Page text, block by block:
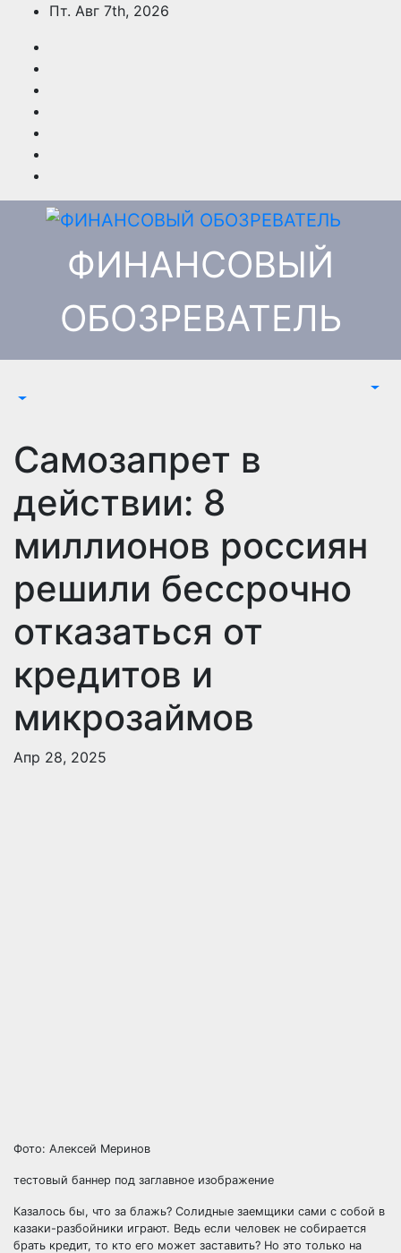
Перейти
содержимому
Пт. Авг 7th, 2026
ФИНАНСОВЫЙ
ОБОЗРЕВАТЕЛЬ
Самозапрет в
действии: 8
миллионов россиян
решили бессрочно
отказаться от
кредитов и
микрозаймов
Апр 28, 2025
Фото: Алексей Меринов
тестовый баннер под заглавное изображение
Казалось бы, что за блажь? Солидные заемщики сами с собой в
казаки-разбойники играют. Ведь если человек не собирается
брать кредит, то кто его может заставить? Но это только на